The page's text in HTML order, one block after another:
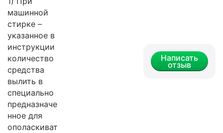
машинной
стирке –
указанное в
инструкции
количество
средства
вылить в
специально
предназначе
нное для
ополаскиват
Написать
отзыв